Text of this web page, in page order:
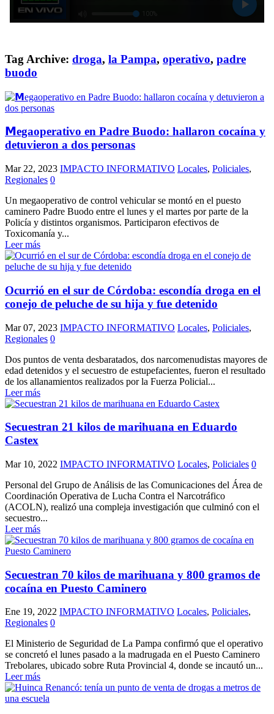
Tag Archive: droga, la Pampa, operativo, padre
buodo
𝗠egaoperativo en Padre Buodo: hallaron cocaína y
detuvieron a dos personas
Mar 22, 2023 IMPACTO INFORMATIVO Locales, Policiales,
Regionales 0
Un megaoperativo de control vehicular se montó en el puesto
caminero Padre Buodo entre el lunes y el martes por parte de la
Policía y distintos organismos. Participaron efectivos de
Toxicomanía y...
Leer más
Ocurrió en el sur de Córdoba: escondía droga en el
conejo de peluche de su hija y fue detenido
Mar 07, 2023 IMPACTO INFORMATIVO Locales, Policiales,
Regionales 0
Dos puntos de venta desbaratados, dos narcomenudistas mayores de
edad detenidos y el secuestro de estupefacientes, fueron el resultado
de los allanamientos realizados por la Fuerza Policial...
Leer más
Secuestran 21 kilos de marihuana en Eduardo
Castex
Mar 10, 2022 IMPACTO INFORMATIVO Locales, Policiales 0
Personal del Grupo de Análisis de las Comunicaciones del Área de
Coordinación Operativa de Lucha Contra el Narcotráfico
(ACOLN), realizó una compleja investigación que culminó con el
secuestro...
Leer más
Secuestran 70 kilos de marihuana y 800 gramos de
cocaína en Puesto Caminero
Ene 19, 2022 IMPACTO INFORMATIVO Locales, Policiales,
Regionales 0
El Ministerio de Seguridad de La Pampa confirmó que el operativo
se concretó el lunes pasado a la madrugada en el Puesto Caminero
Trebolares, ubicado sobre Ruta Provincial 4, donde se incautó un...
Leer más